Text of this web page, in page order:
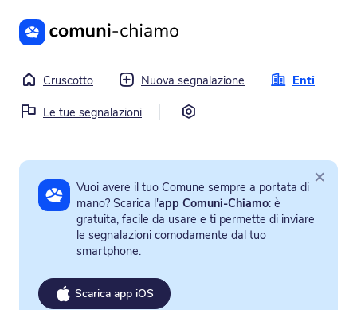
Vai al contenuto principale
Cruscotto Nuova segnalazione
Enti
Le tue segnalazioni
Vuoi avere il tuo Comune sempre a portata di
mano? Scarica l'app Comuni-Chiamo: è
gratuita, facile da usare e ti permette di inviare
le segnalazioni comodamente dal tuo
smartphone.
Scarica app iOS
×